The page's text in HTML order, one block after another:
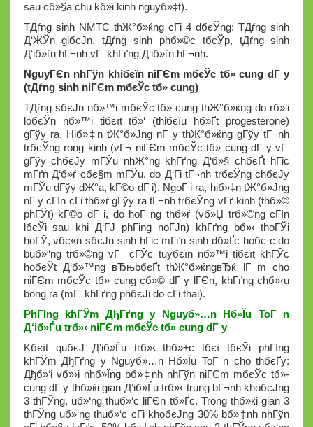
sau cб»§a chu kб»і kinh nguyб»‡t).
TДѓng sinh NMTC thЖ°б»ќng cГі 4 dбєЎng: TДѓng sinh
Д‘ЖЎn giбєЈn, tДѓng sinh phб»©c tбєЎp, tДѓng sinh
Д‘iб»ѓn hГ¬nh vГ khГґng Д‘iб»ѓn hГ¬nh.
NguyГЄn nhГўn khiбєїn niГЄm mбєЎc tб»­ cung dГ y
(tДѓng sinh niГЄm mбєЎc tб»­ cung)
TДѓng sбєЈn nб»™i mбєЎc tб»­ cung thЖ°б»ќng do rб»‘i
loбєЎn nб»™i tiбєїt tб»‘ (thiбєїu hб»Ґt progesterone)
gГўy ra. Hiб»‡n tЖ°б»Јng nГ y thЖ°б»ќng gГўy tГ¬nh
trбєЎng rong kinh (vГ¬ niГЄm mбєЎc tб»­ cung dГ y vГ
gГўy chбєЈy mГЎu nhЖ°ng khГґng Д‘б»§ chбєҐt hГіc
mГґn Д‘б»ѓ cбє§m mГЎu, do Д‘Гі tГ¬nh trбєЎng chбєЈy
mГЎu dГўy dЖ°a, kГ©o dГ i). NgoГ i ra, hiб»‡n tЖ°б»Јng
nГ y cГІn cГі thб»ѓ gГўy ra tГ¬nh trбєЎng vГґ kinh (thб»©
phГЎt) kГ©o dГ i, do hoГ ng thб»ѓ (vб»Џ trб»©ng cГІn
lбєЎi sau khi Д‘ГЈ phГіng noГЈn) khГґng bб»‹ thoГЎi
hoГЎ, vбє«n sбєЈn sinh hГіc mГґn sinh dб»Ґc hoбє·c do
buб»“ng trб»©ng vГ cГЎc tuyбєїn nб»™i tiбєїt khГЎc
hoбєЎt Д‘б»™ng вЂњbбєҐt thЖ°б»ќngвЂќ lГ m cho
niГЄm mбєЎc tб»­ cung cб»© dГ y lГЄn, khГґng chб»‹u
bong ra (mГ khГґng phбєЈi do cГі thai).
PhГІng khГЎm ДђГґng y Nguyб»…n Hб»Їu ToГ n
Д‘iб»Ѓu trб»‹ niГЄm mбєЎc tб»­ cung dГ y
Kбєїt quбєЈ Д‘iб»Ѓu trб»‹ thб»±c tбєї tбєЎi phГІng
khГЎm ДђГґng y Nguyб»…n Hб»Їu ToГ n cho thбєҐy:
Дђб»‘i vб»›i nhб»Їng bб»‡nh nhГўn niГЄm mбєЎc tб»­
cung dГ y thб»ќi gian Д‘iб»Ѓu trб»‹ trung bГ¬nh khoбєЈng
3 thГЎng, uб»‘ng thuб»‘c liГЄn tб»Ґc. Trong thб»ќi gian 3
thГЎng uб»‘ng thuб»‘c cГі khoбєЈng 30% bб»‡nh nhГўn